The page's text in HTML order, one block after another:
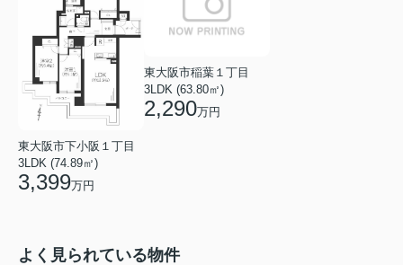
東大阪市下小阪１丁目
3LDK (74.89㎡)
3,399万円
東大阪市稲葉１丁目
3LDK (63.80㎡)
2,290万円
よく見られている物件